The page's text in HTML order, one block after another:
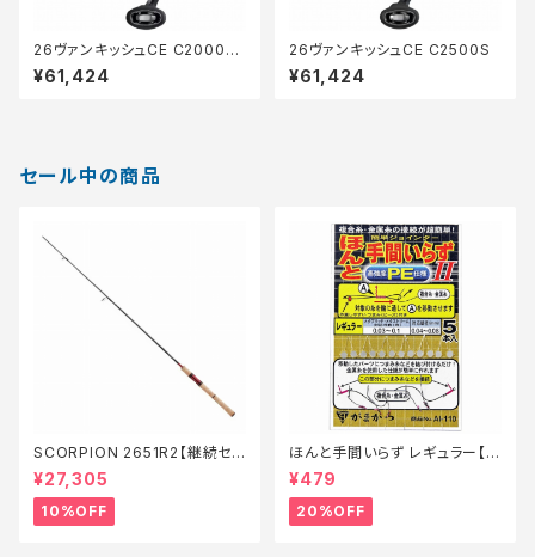
26ヴァンキッシュCE C2000S
HG
¥61,424
26ヴァンキッシュCE C2500S
¥61,424
セール中の商品
SCORPION 2651R2【継続セ
ール_ロッド】【10】
¥27,305
10%OFF
ほんと手間いらず レギュラー【特
価仕掛】【20】
¥479
20%OFF